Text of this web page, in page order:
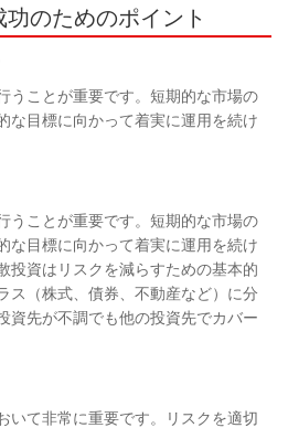
のためのポイント
うことが重要です。短期的な市場の
な目標に向かって着実に運用を続け
うことが重要です。短期的な市場の
な目標に向かって着実に運用を続け
投資はリスクを減らすための基本的
ス（株式、債券、不動産など）に分
資先が不調でも他の投資先でカバー
いて非常に重要です。リスクを適切